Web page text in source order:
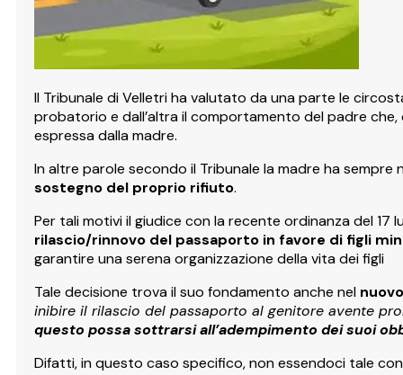
Il Tribunale di Velletri ha valutato da una parte le
probatorio e dall’altra il comportamento del padre
espressa dalla madre.
In altre parole secondo il Tribunale la madre ha
sostegno del proprio rifiuto.
Per tali motivi il giudice con la recente ordinanza del 17
rilascio/rinnovo del passaporto in favore di figli
garantire una serena organizzazione della vita dei figli
Tale decisione trova il suo fondamento anche nel
inibire il rilascio del passaporto al genitore avente
questo possa sottrarsi all’adempimento dei suoi
Difatti, in questo caso specifico, non essendoci tale